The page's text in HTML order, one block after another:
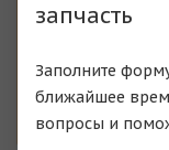
запчасть
Заполните
ближайшее
вопросы и